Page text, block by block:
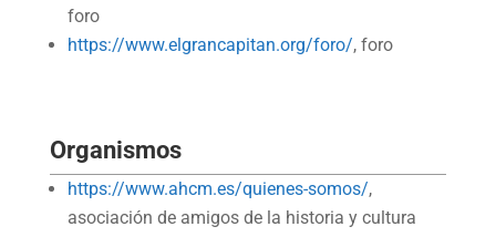
foro
https://www.elgrancapitan.org/foro/, foro
Organismos
https://www.ahcm.es/quienes-somos/,
asociación de amigos de la historia y cultura